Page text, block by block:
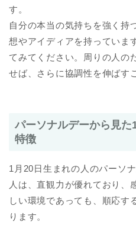
す。
自分の本当の気持ちを強く持
想やアイディアを持っていま
てみてください。周りの人の
せば、さらに協調性を伸ばす
パーソナルデーから見
特徴
1月20日生まれの人のパーソ
人は、直観力が優れており、
しい環境であっても、順応す
ります。